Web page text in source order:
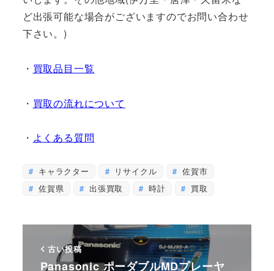
ど出張可能な場合がございますのでお問い合わせ
下さい。)
・ 買取品目一覧
・ 買取の流れについて
・ よくある質問
キャラクター リサイクル
佐賀市
佐賀県
出張買取 時計 買取
古い投稿
Panasonic ポーダブルMDプレーヤ